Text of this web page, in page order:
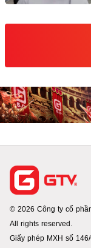
© 2026 Công ty cổ
All rights reserved.
Giấy phép MXH số